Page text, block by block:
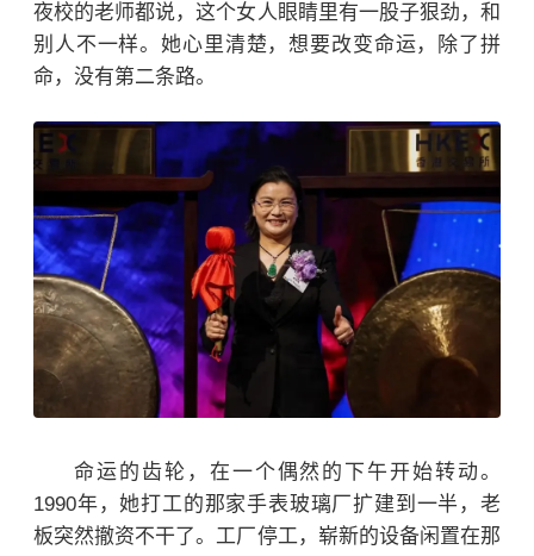
夜校的老师都说，这个女人眼睛里有一股子狠劲，和
别人不一样。她心里清楚，想要改变命运，除了拼
命，没有第二条路。
命运的齿轮，在一个偶然的下午开始转动。
1990年，她打工的那家手表玻璃厂扩建到一半，老
板突然撤资不干了。工厂停工，崭新的设备闲置在那